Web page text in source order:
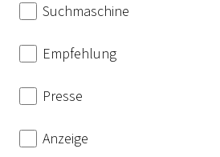
Suchmaschine
Empfehlung
Presse
Anzeige